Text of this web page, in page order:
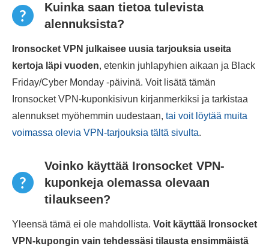
Kuinka saan tietoa tulevista
alennuksista?
Ironsocket VPN julkaisee uusia tarjouksia useita
kertoja läpi vuoden, etenkin juhlapyhien aikaan ja Black
Friday/Cyber Monday -päivinä. Voit lisätä tämän
Ironsocket VPN-kuponkisivun kirjanmerkiksi ja tarkistaa
alennukset myöhemmin uudestaan, tai voit löytää muita
voimassa olevia VPN-tarjouksia tältä sivulta.
Voinko käyttää Ironsocket VPN-
kuponkeja olemassa olevaan
tilaukseen?
Yleensä tämä ei ole mahdollista. Voit käyttää Ironsocket
VPN-kupongin vain tehdessäsi tilausta ensimmäistä